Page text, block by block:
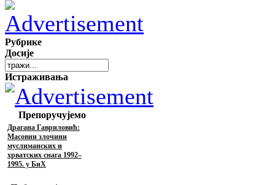
Рубрике
Досије
Истраживања
Препоручујемо
Драгана Гавриловић:
Масовни злочини
муслиманских и
хрватских снага 1992–
1995. у БиХ